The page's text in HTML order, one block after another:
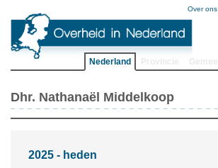
Over ons
Nederland
Dhr. Nathanaël Middelkoop
2025 - heden